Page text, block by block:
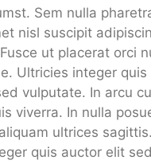
Sem nulla
nisl suscipit
ut placerat orci
Ultricies integer quis
vulputate. In arcu
viverra. In nulla
ultrices sagittis.
quis auctor elit sed